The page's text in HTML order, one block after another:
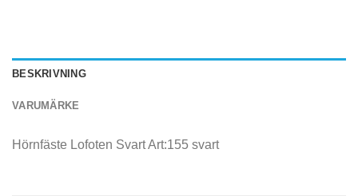
BESKRIVNING
VARUMÄRKE
Hörnfäste Lofoten Svart Art:155 svart